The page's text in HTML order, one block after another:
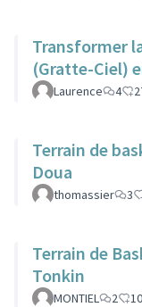
Transformer
(Gratte-Ciel)
Laurence 4
Terrain de
Doua
thomassier 3
Terrain de
Tonkin
MONTIEL 2 10